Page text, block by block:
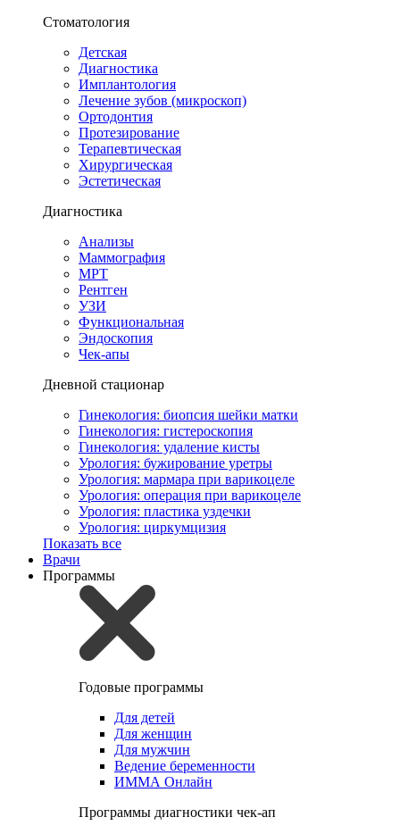
Стоматология
Детская
Диагностика
Имплантология
Лечение зубов (микроскоп)
Ортодонтия
Протезирование
Терапевтическая
Хирургическая
Эстетическая
Диагностика
Анализы
Маммография
МРТ
Рентген
УЗИ
Функциональная
Эндоскопия
Чек-апы
Дневной стационар
Гинекология: биопсия шейки матки
Гинекология: гистероскопия
Гинекология: удаление кисты
Урология: бужирование уретры
Урология: мармара при варикоцеле
Урология: операция при варикоцеле
Урология: пластика уздечки
Урология: циркумцизия
Показать все
Врачи
Программы
Годовые программы
Для детей
Для женщин
Для мужчин
Ведение беременности
ИММА Онлайн
Программы диагностики чек-ап